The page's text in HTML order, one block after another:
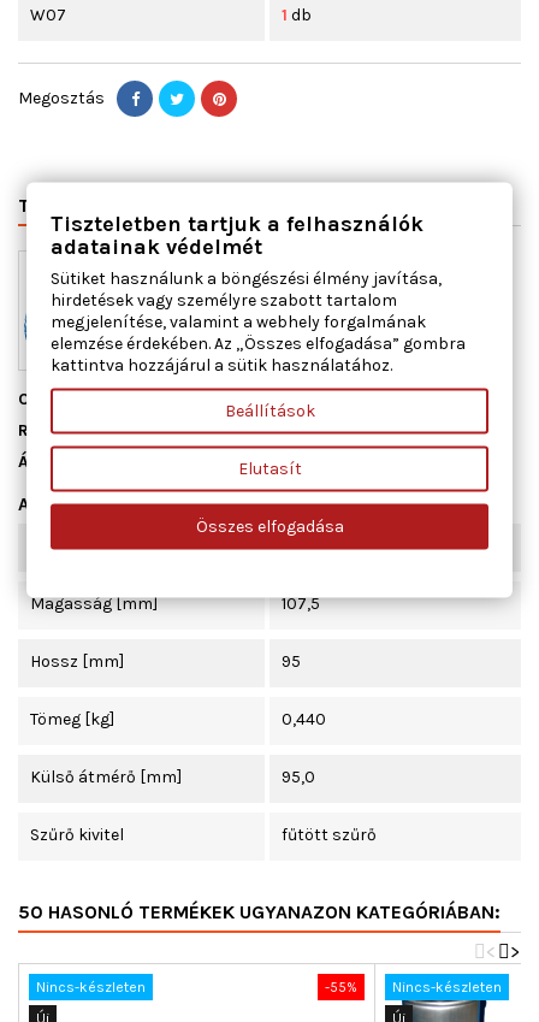
W07 1 db
Megosztás
TERMÉK RÉSZLETEI
Cikkszám
Raktáron1 db
Állapot
Adatlap
Szélesség [mm] 95,0
Magasság [mm] 107,5
Hossz [mm] 95
Tömeg [kg] 0,440
Külső átmérő [mm] 95,0
Szűrő kivitel fűtött szűrő
50 HASONLÓ TERMÉKEK UGYANAZON KATEGÓRIÁBAN:
>
<
-55%
Nincs-készleten
Nincs-készleten
Tiszteletben tartjuk a felhasználók
adatainak védelmét
Sütiket használunk a böngészési élmény javítása,
hirdetések vagy személyre szabott tartalom
megjelenítése, valamint a webhely forgalmának
elemzése érdekében. Az „Összes elfogadása” gombra
kattintva hozzájárul a sütik használatához.
Beállítások
Elutasít
Összes elfogadása